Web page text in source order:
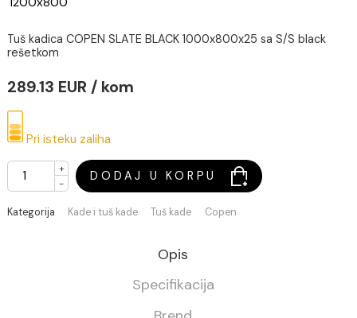
1200x800
rešetkom
289.13 EUR / kom
Pri isteku zaliha
DODAJ U KORPU
Kade i tuš kade Tuš kade